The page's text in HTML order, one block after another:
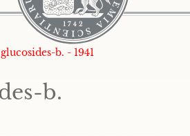
b. - 1941
b.